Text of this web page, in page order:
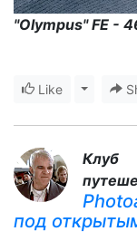
"Olympus" FE -
Like Toggle
Клуб
под